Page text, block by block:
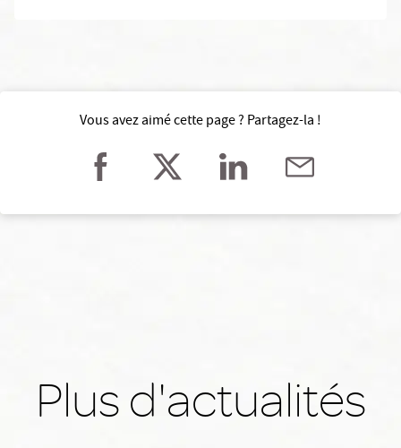
Vous avez aimé cette page ? Partagez-la !
Plus d'actualités